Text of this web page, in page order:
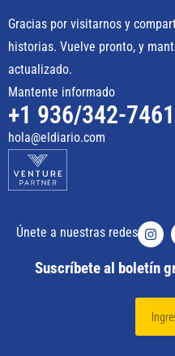
Gracias por visitarnos y
historias. Vuelve pronto, y
actualizado.
Mantente informado
+1 936/342-7461
hola@eldiario.com
Únete a nuestras redes
Suscríbete al boletín